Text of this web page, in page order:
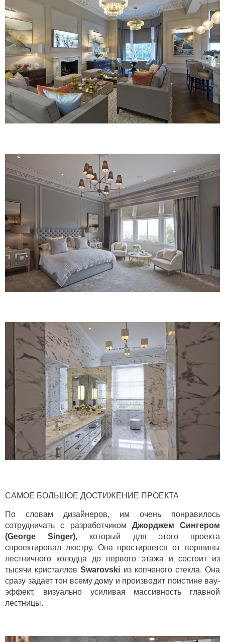
САМОЕ БОЛЬШОЕ ДОСТИЖЕНИЕ ПРОЕКТА
По словам дизайнеров, им очень понравилось
сотрудничать с разработчиком Джорджем Сингером
(George Singer), который для этого проекта
спроектировал люстру. Она простирается от вершины
лестничного колодца до первого этажа и состоит из
тысячи кристалловSwarovski из копченого стекла. Она
сразу задает тон всему дому и производит поистине вау-
эффект, визуально усиливая массивность главной
лестницы.